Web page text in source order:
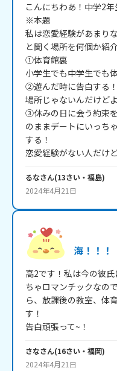
こんにちわあ！中学2年
※本題
私は恋愛経験があまり
と聞く場所を何個か紹
①体育館裏
小学生でも中学生でも
②遊んだ時に告白する！
場所じゃないんだけど
③休みの日に会う約束
のままデートにいっち
する！
るなさん(13さい・ 福島)
2024年4月21日
海！！！
高2です！私は今の彼
ちゃロマンチックなの
ら、放課後の教室、体
す！
告白頑張って~！
さなさん(16さい・ 福岡)
2024年4月21日